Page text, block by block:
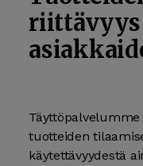
riittävyys
tuotteiden
käytettävyydestä